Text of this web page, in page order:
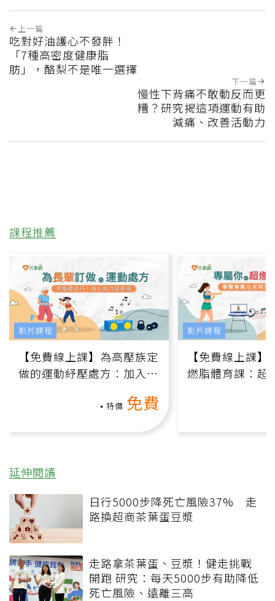
上一篇
吃對好油護心不發胖！
「7種高密度健康脂
肪」，酪梨不是唯一選擇
下一篇
慢性下背痛不敢動反而更
糟？研究揭這項運動有助
減痛、改善活動力
課程推薦
【免費線上課】為高壓族定
做的運動紓壓處方：加入行
特價 免費
影片課程
【免費線上課
燃脂體育課：超
影片課程
延伸閱讀
日行5000步降死亡風險37% 走
路換超商茶葉蛋豆漿
走路拿茶葉蛋、豆漿！健走挑戰
開跑 研究：每天5000步有助降低
死亡風險、遠離三高